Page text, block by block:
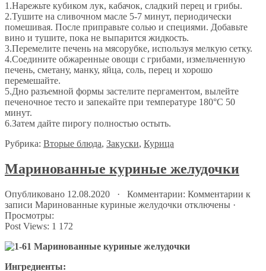
1.Нарежьте кубиком лук, кабачок, сладкий перец и грибы.
2.Тушите на сливочном масле 5-7 минут, периодически
помешивая. После приправьте солью и специями. Добавьте
вино и тушите, пока не выпарится жидкость.
3.Перемелите печень на мясорубке, используя мелкую сетку.
4.Соедините обжаренные овощи с грибами, измельченную
печень, сметану, манку, яйца, соль, перец и хорошо
перемешайте.
5.Дно разъемной формы застелите пергаментом, вылейте
печеночное тесто и запекайте при температуре 180°С 50
минут.
6.Затем дайте пирогу полностью остыть.
Рубрика: Вторые блюда, Закуски, Курица
Маринованные куриные желудочки
Опубликовано 12.08.2020 · Комментарии: Комментарии к
записи Маринованные куриные желудочки отключены ·
Просмотры:
Post Views: 1 172
Ингредиенты: